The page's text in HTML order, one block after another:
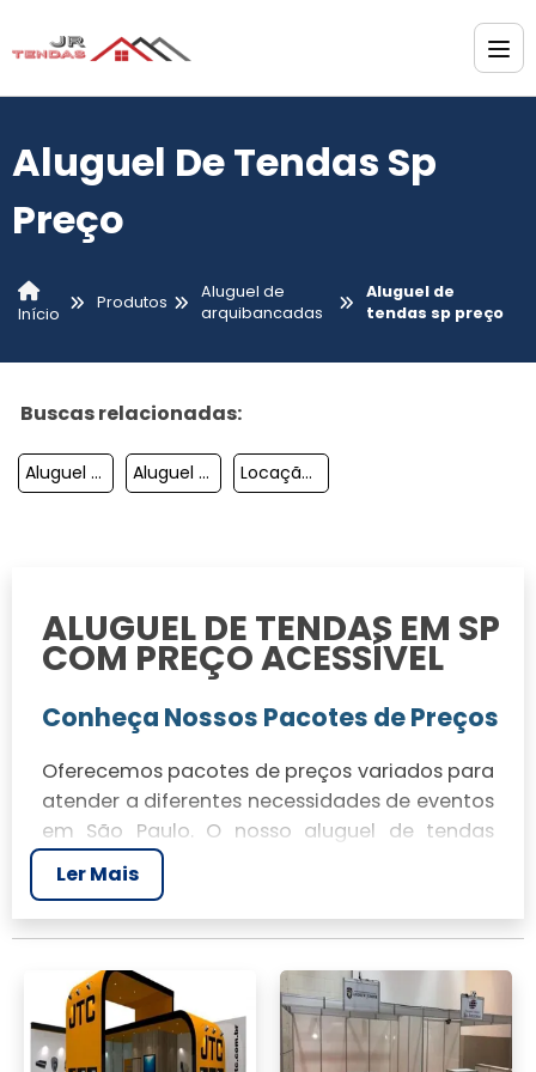
Aluguel De Tendas Sp
Preço
Início
Produtos
Aluguel de
arquibancadas
Aluguel de
tendas sp preço
Buscas relacionadas:
Aluguel De Tendas Para Festas Aluguel Tendas Para Eventos Locação De Tenda Sanfonada Simples
ALUGUEL DE TENDAS EM SP
COM PREÇO ACESSÍVEL
Conheça Nossos Pacotes de Preços
Oferecemos pacotes de preços variados para
atender a diferentes necessidades de eventos
em São Paulo. O nosso aluguel de tendas
apresenta uma relação custo-benefício
imbatível, com opções que se ajustam ao seu
orçamento e espaço disponível.
Vantagens de Alugar com a Nossa
Empresa
Na JR Tendas, garantimos qualidade e
Ler Mais